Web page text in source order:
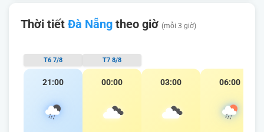
Thời tiết Đà Nẵng theo giờ (mỗi 3 giờ)
T6 7/8
21:00
T7 8/8
00:00 03:00 06:00